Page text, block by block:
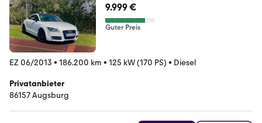
9.999 €
Guter Preis
EZ 06/2013 • 186.200 km • 125 kW (170 PS) • Diesel
Privatanbieter
86157 Augsburg